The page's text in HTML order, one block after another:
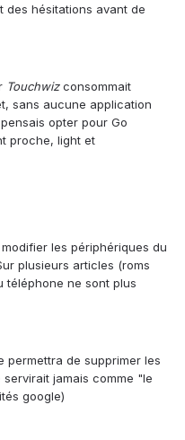
des hésitations avant de
Touchwizconsommait
sans aucune application
opter pour Go
proche, light et
les périphériques du
plusieurs articles (roms
téléphone ne sont plus
permettra de supprimer les
jamais comme "le
google)